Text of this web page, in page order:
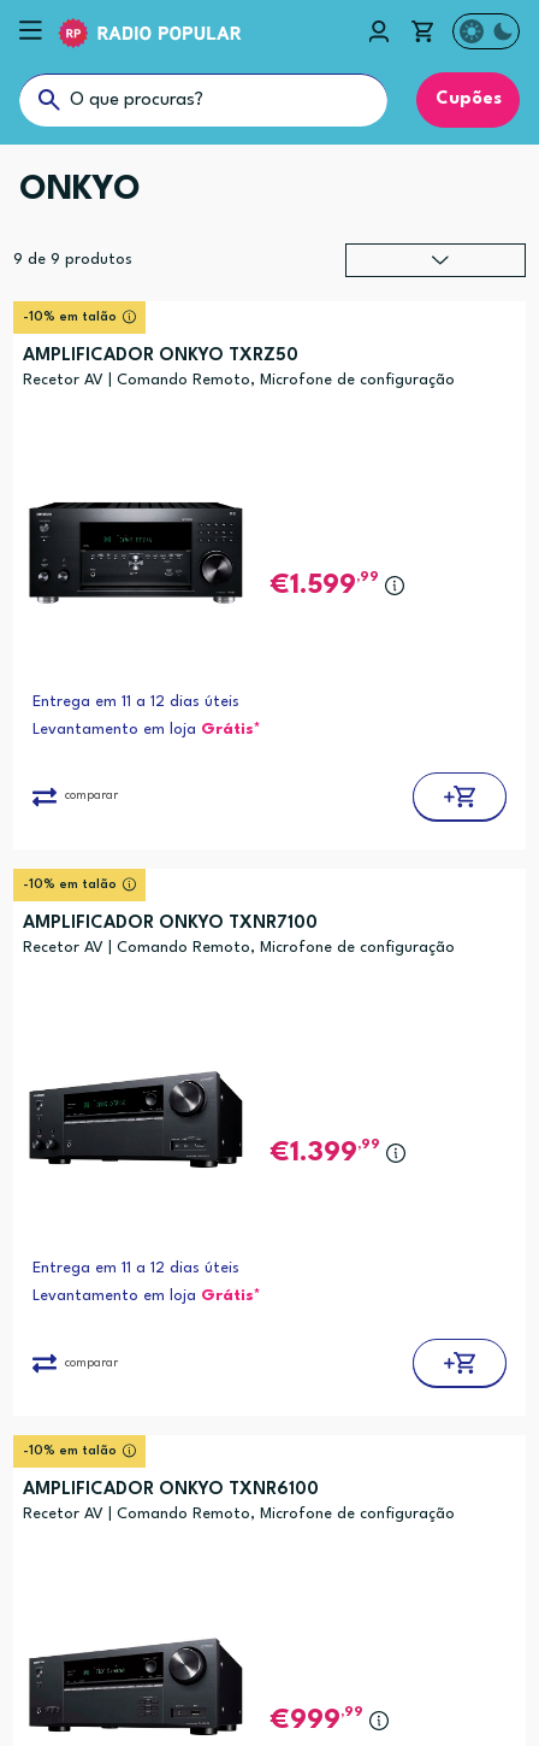
Cupões
ONKYO
9 de 9 produtos
Preço (mais baixo)
-10% em talão
AMPLIFICADOR ONKYO TXRZ50
Recetor AV | Comando Remoto, Microfone de configuração
1.599,99
Entrega em 11 a 12 dias úteis
Levantamento em loja Grátis*
comparar
-10% em talão
AMPLIFICADOR ONKYO TXNR7100
Recetor AV | Comando Remoto, Microfone de configuração
1.399,99
Entrega em 11 a 12 dias úteis
Levantamento em loja Grátis*
comparar
-10% em talão
AMPLIFICADOR ONKYO TXNR6100
Recetor AV | Comando Remoto, Microfone de configuração
999,99